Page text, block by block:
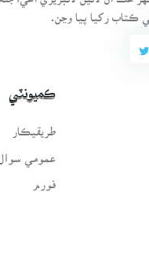
ڪتاب رکيا پيا وڃن.
ڪميونٽي
طريقيڪار
عمومي سوال
فورم